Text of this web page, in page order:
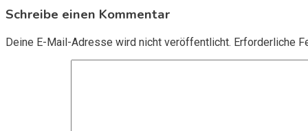
Schreibe einen Kommentar
Deine E-Mail-Adresse wird nicht veröffentlicht. Erforderliche